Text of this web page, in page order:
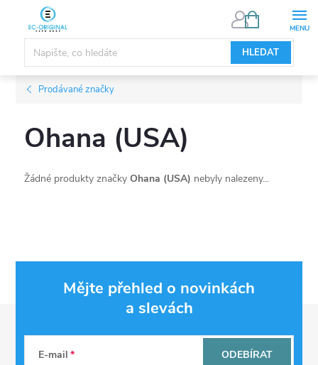
obsah
HLEDAT
NÁKUPNÍ
Prodávané značky
Ohana (USA)
Žádné produkty značkyOhana (USA) nebyly nalezeny...
Mějte přehled o novinkách
a slevách
E-mail ODEBÍRAT